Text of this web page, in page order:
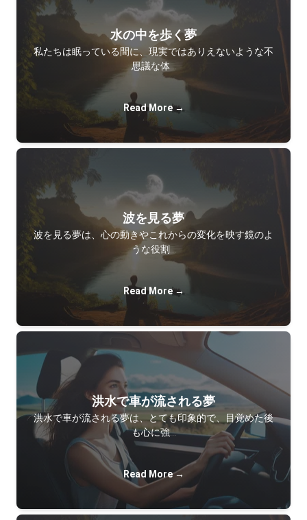
水の中を歩く夢
私たちは眠っている間に、現実ではありえないような不
思議な体…
Read More →
波を見る夢
波を見る夢は、心の動きやこれからの変化を映す鏡のよ
うな役割…
Read More →
洪水で車が流される夢
洪水で車が流される夢は、とても印象的で、目覚めた後
も心に強…
Read More →